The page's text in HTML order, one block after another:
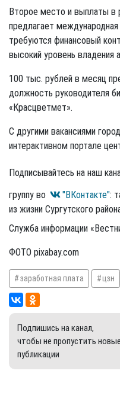
Второе место и выплаты в
предлагает
требуются финансовый
высокий уровень владения
100 тыс. рублей в месяц
должность руководителя
«Красцветмет».
С другими вакансиями
интерактивном портале
Подписывайтесь на наш
группу во
"ВКонтакте":
из жизни Сургутского
Служба информации
ФОТО pixabay.com
заработная плата цзн
Подпишись на канал,
чтобы не пропустить новые
публикации